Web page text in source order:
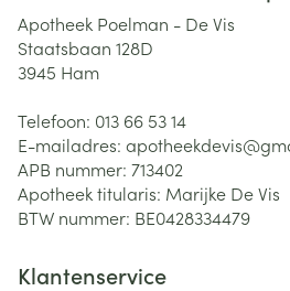
Apotheek Poelman - De Vis
Staatsbaan 128D
3945 Ham
Telefoon: 013 66 53 14
E-mailadres: apotheekdevis@
APB nummer: 713402
Apotheek titularis: Marijke De Vis
BTW nummer: BE0428334479
Klantenservice